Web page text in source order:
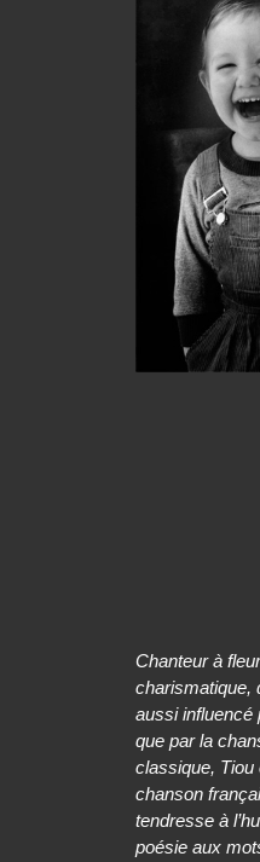
Chanteur à
charismatique,
aussi influencé
que par la
classique, Tiou
chanson
tendresse à
poésie aux